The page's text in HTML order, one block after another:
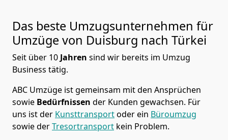
Das beste Umzugsunternehmen für
Umzüge von Duisburg nach Türkei
Seit über 10 Jahren sind wir bereits im Umzug
Business tätig.
ABC Umzüge ist gemeinsam mit den Ansprüchen
sowie Bedürfnissen der Kunden gewachsen. Für
uns ist der Kunsttransportoder ein Büroumzug
sowie derTresortransport kein Problem.